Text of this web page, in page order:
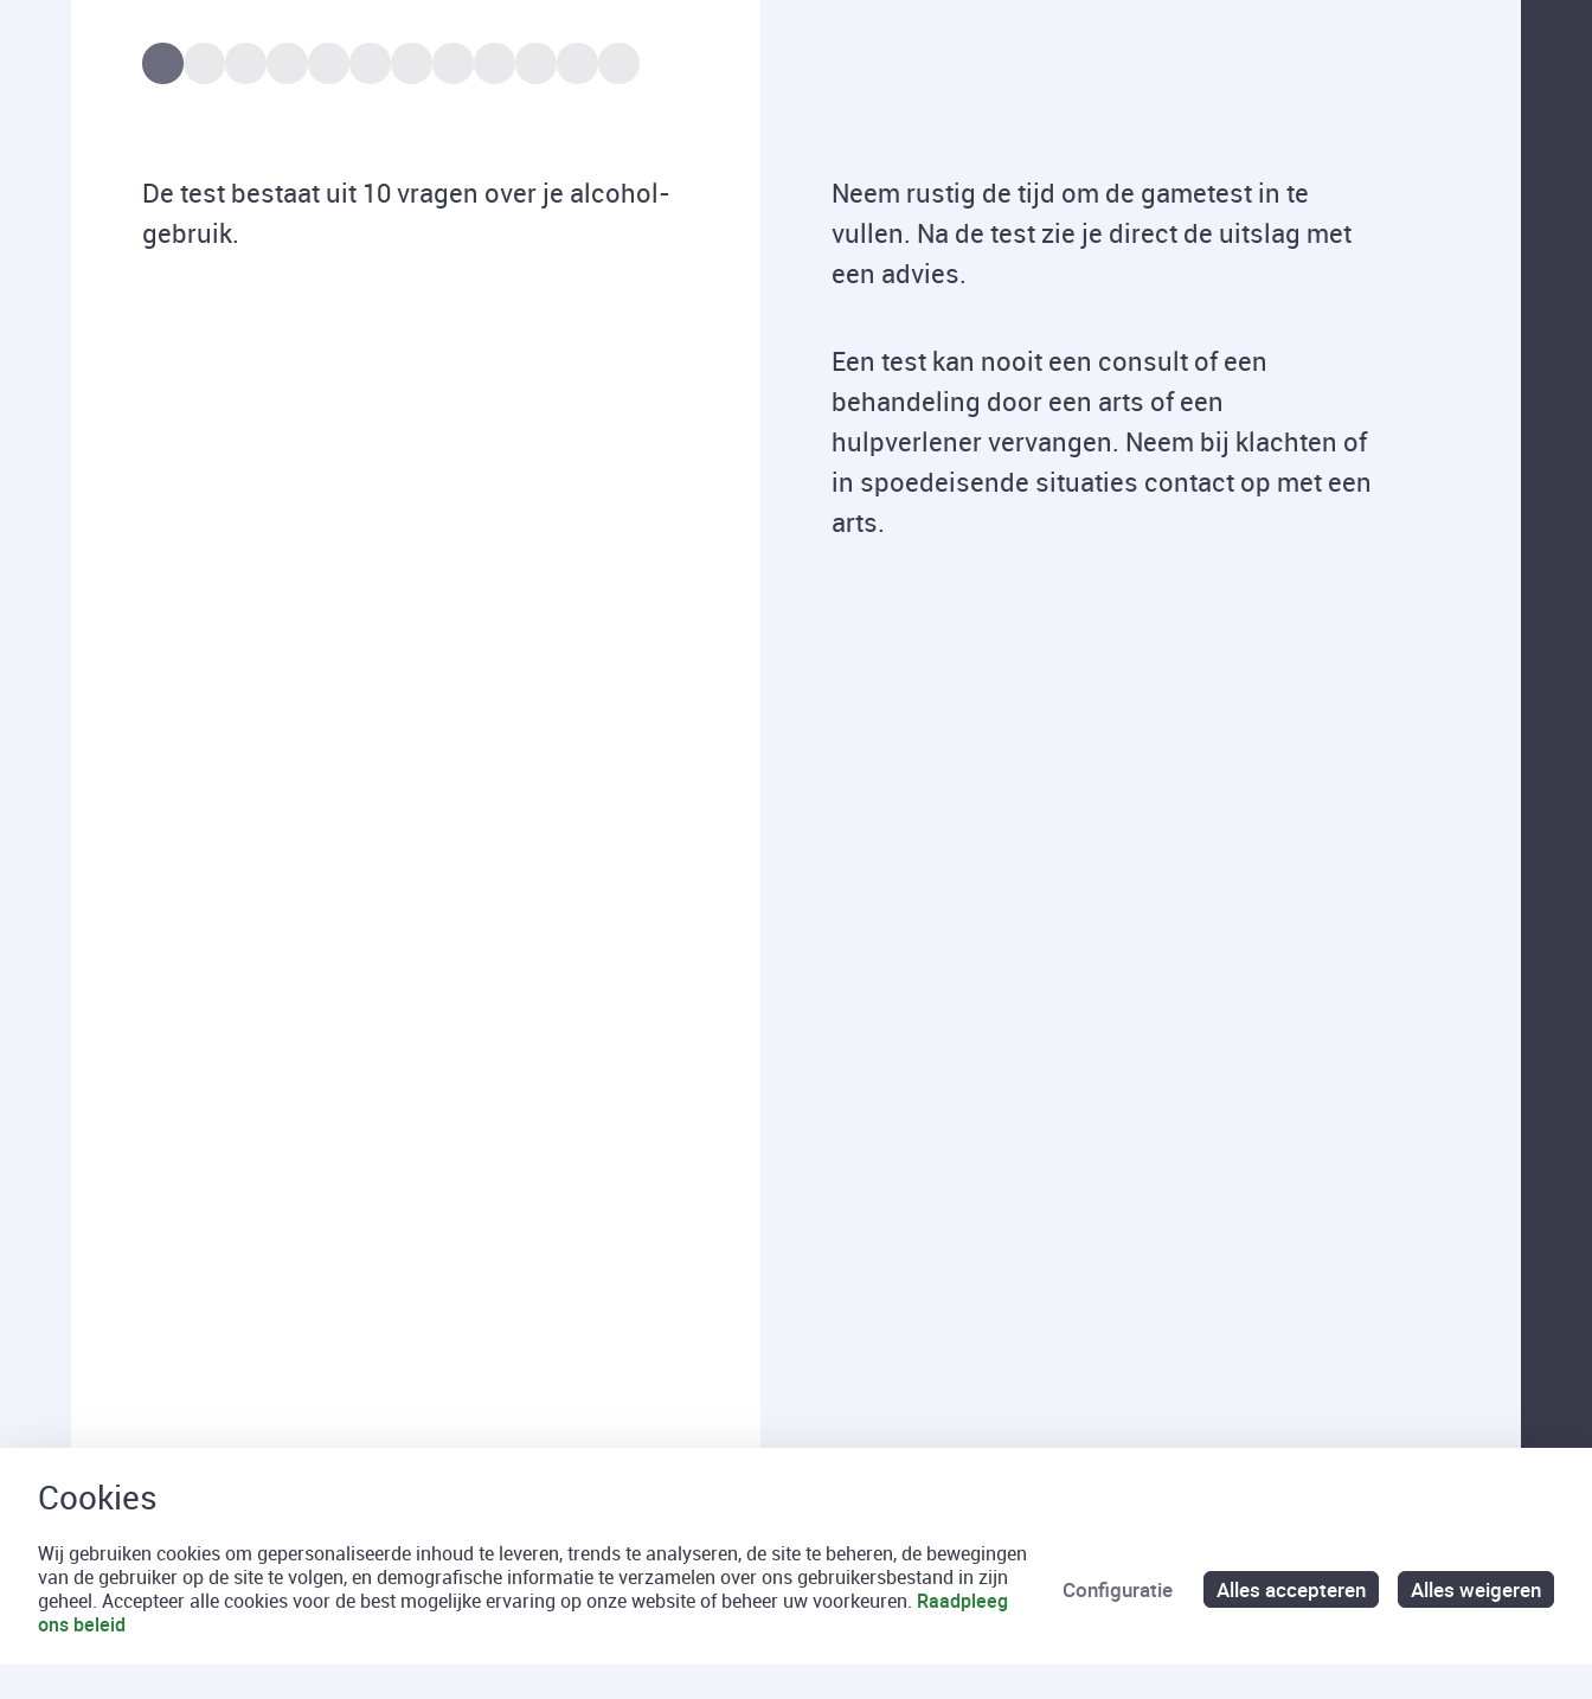
De test bestaat uit 10 vragen over je alcohol-
gebruik.
Neem rustig de tijd om de gametest in te
vullen. Na de test zie je direct de uitslag met
een advies.
Een test kan nooit een consult of een
behandeling door een arts of een
hulpverlener vervangen. Neem bij klachten of
in spoedeisende situaties contact op met een
arts.
Wij gebruiken cookies om gepersonaliseerde inhoud te leveren, trends te analyseren, de site te beheren, de bewegingen
van de gebruiker op de site te volgen, en demografische informatie te verzamelen over ons gebruikersbestand in zijn
geheel. Accepteer alle cookies voor de best mogelijke ervaring op onze website of beheer uw voorkeuren. Raadpleeg
ons beleid
Configuratie Alles accepteren Alles weigeren